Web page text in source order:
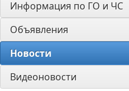
Информация по ГО и ЧС
Объявления
Новости
Видеоновости